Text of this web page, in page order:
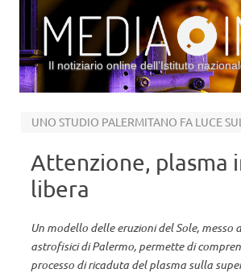
Il notiziario online dell’Istituto
Attenzione, plasma
libera
Un modello delle eruzioni del Sole, messo
astrofisici di Palermo, permette di
processo di ricaduta del plasma sulla